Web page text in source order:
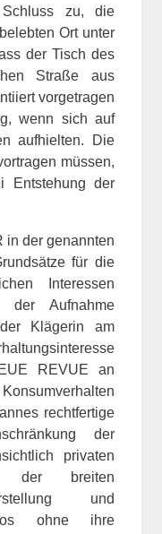
zu, die
Ort unter
der Tisch des
Straße aus
vorgetragen
wenn sich auf
aufhielten. Die
müssen,
Entstehung der
in der genannten
für die
Interessen
der Aufnahme
Klägerin am
REVUE an
rechtfertige
der
privaten
der breiten
und
ohne ihre